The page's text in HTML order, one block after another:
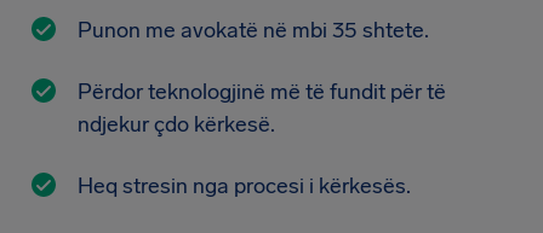
Punon me avokatë në mbi 35 shtete.
Përdor teknologjinë më të fundit për të
ndjekur çdo kërkesë.
Heq stresin nga procesi i kërkesës.